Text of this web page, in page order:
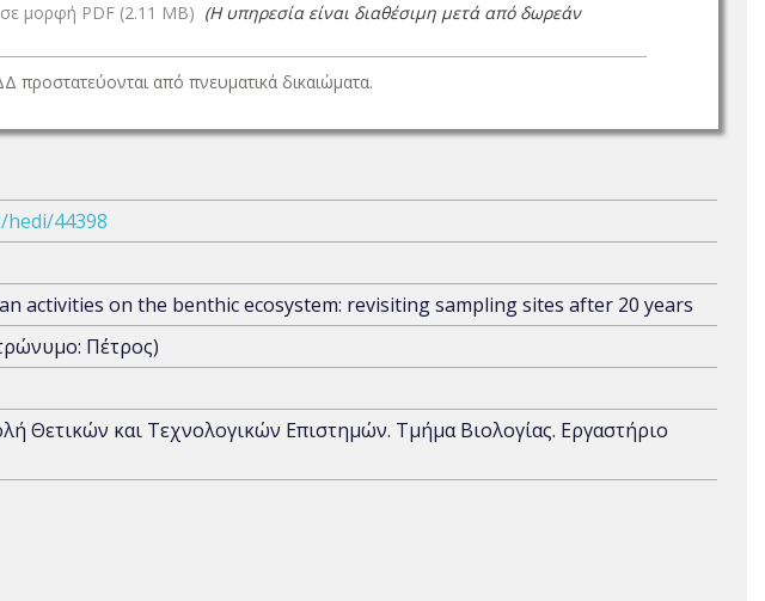
σε μορφή PDF (2.11 MB) (Η υπηρεσία είναι διαθέσιμη μετά από δωρεάν
προστατεύονται από πνευματικά δικαιώματα.
44398
activities on the benthic ecosystem: revisiting sampling sites after 20 years
Πέτρος)
Θετικών και Τεχνολογικών Επιστημών. Τμήμα Βιολογίας. Εργαστήριο